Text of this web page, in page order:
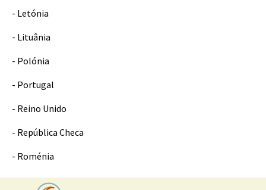
- Letónia
- Lituânia
- Polónia
- Portugal
- Reino Unido
- República Checa
- Roménia